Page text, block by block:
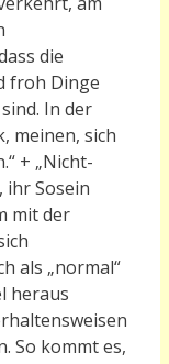
die
froh Dinge
In der
meinen, sich
+ „Nicht-
ihr Sosein
mit der
als „normal“
heraus
So kommt es,